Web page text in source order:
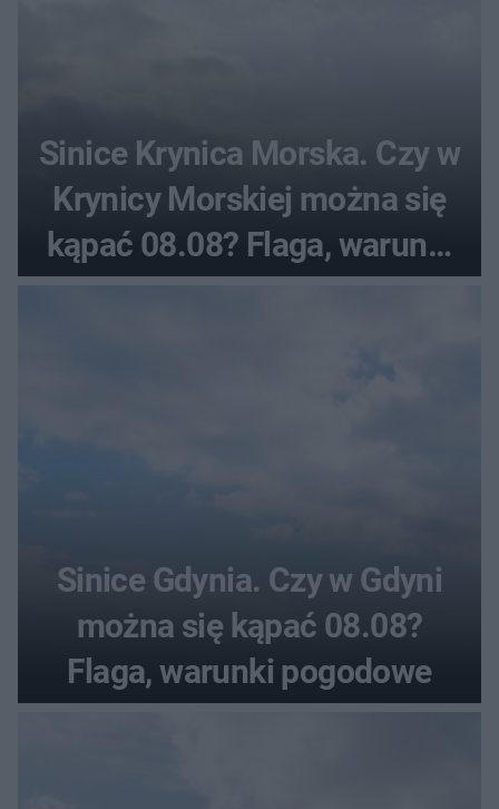
Sinice Krynica Morska. Czy w
Krynicy Morskiej można się
kąpać 08.08? Flaga, warunki
pogodowe
Sinice Gdynia. Czy w Gdyni
można się kąpać 08.08?
Flaga, warunki pogodowe